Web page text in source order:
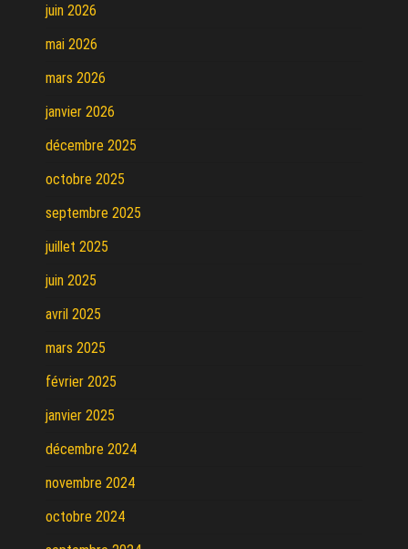
juin 2026
mai 2026
mars 2026
janvier 2026
décembre 2025
octobre 2025
septembre 2025
juillet 2025
juin 2025
avril 2025
mars 2025
février 2025
janvier 2025
décembre 2024
novembre 2024
octobre 2024